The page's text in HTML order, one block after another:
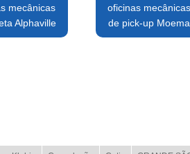
mecânicas
Alphaville
oficinas mecânicas
de pick-up Moema